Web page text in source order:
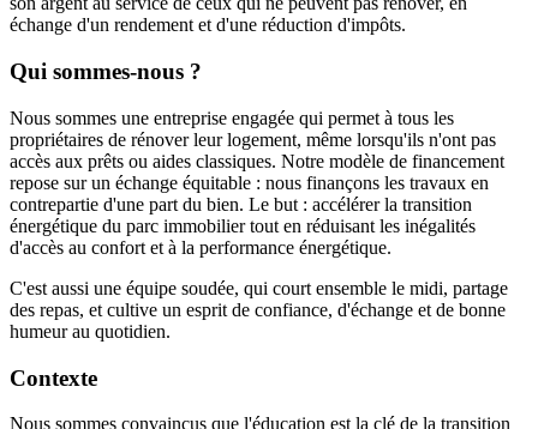
échange d'un rendement et d'une réduction d'impôts.
Qui sommes-nous ?
Nous sommes une entreprise engagée qui permet à tous les
propriétaires de rénover leur logement, même lorsqu'ils n'ont pas
accès aux prêts ou aides classiques. Notre modèle de financement
repose sur un échange équitable : nous finançons les travaux en
contrepartie d'une part du bien. Le but : accélérer la transition
énergétique du parc immobilier tout en réduisant les inégalités
d'accès au confort et à la performance énergétique.
C'est aussi une équipe soudée, qui court ensemble le midi, partage
des repas, et cultive un esprit de confiance, d'échange et de bonne
humeur au quotidien.
Contexte
Nous sommes convaincus que l'éducation est la clé de la transition